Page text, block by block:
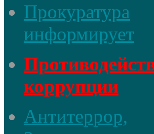
Прокуратура
информирует
коррупции
Антитеррор,